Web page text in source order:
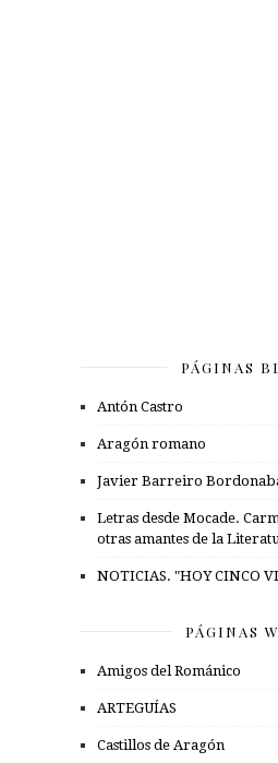
PÁGINAS
Antón Castro
Aragón romano
Javier Barreiro
Letras desde Mocade.
otras amantes de la
NOTICIAS. "HOY CINCO
PÁGINAS
Amigos del Románico
ARTEGUÍAS
Castillos de Aragón